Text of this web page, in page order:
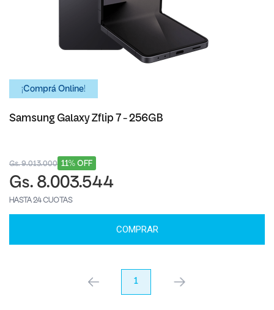
¡Comprá Online!
Samsung Galaxy Zflip 7 - 256GB
11% OFF
Gs. 9.013.000
Gs. 8.003.544
HASTA 24 CUOTAS
COMPRAR
anterior 1 próximo